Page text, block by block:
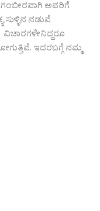
ಅವರಿಗೆ
ನಡುವೆ
ಇದರಬಗ್ಗೆ ನಮ್ಮ